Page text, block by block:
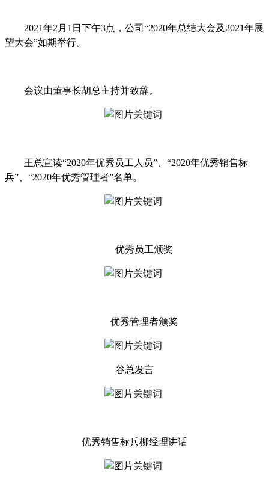
2021年2月1日下午3点，公司“2020年总结大会及2021年展
望大会”如期举行。
会议由董事长胡总主持并致辞。
王总宣读“2020年优秀员工人员”、“2020年优秀销售标
兵”、“2020年优秀管理者”名单。
优秀员工颁奖
优秀管理者颁奖
谷总发言
优秀销售标兵柳经理讲话